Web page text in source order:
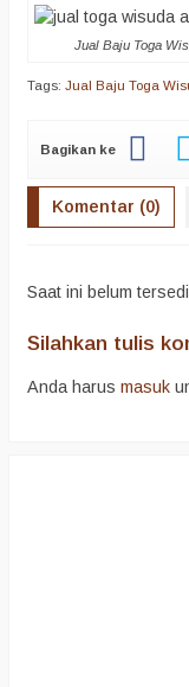
Jual Baju Toga
Tags: Jual Baju Toga
Bagikan ke
Komentar (0)
Saat ini belum
Silahkan tulis
Anda harus masuk